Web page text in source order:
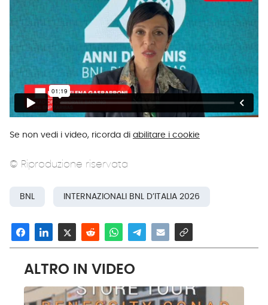
Se non vedi i video, ricorda di abilitare i cookie
© Riproduzione riservata
BNL INTERNAZIONALI BNL D’ITALIA 2026
ALTRO IN VIDEO